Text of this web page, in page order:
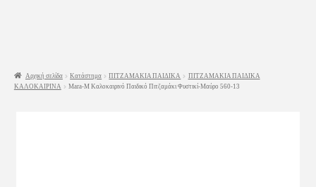
Αρχική σελίδα Κατάστημα ΠΙΤΖΑΜΑΚΙΑ ΠΑΙΔΙΚΑ
ΠΙΤΖΑΜΑΚΙΑ ΠΑΙΔΙΚΑ
ΚΑΛΟΚΑΙΡΙΝΑ
Mara-M Καλοκαιρινό Παιδικό Πιτζαμάκι Φυστικί-Μαύρο 560-13